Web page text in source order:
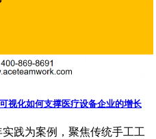
视化如何支撑医疗设备企业的增长
践为案例，聚焦传统手工工